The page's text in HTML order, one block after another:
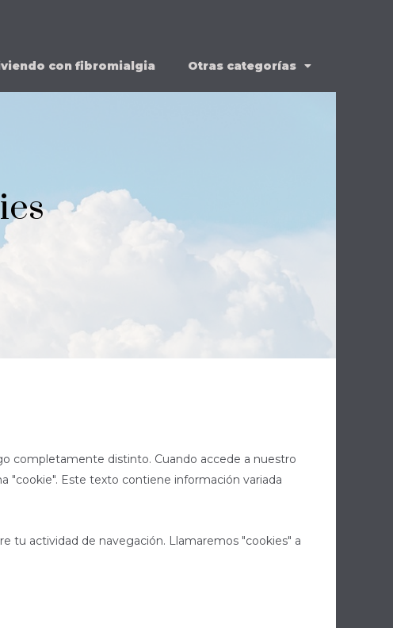
con fibromialgia Otras categorías
completamente distinto. Cuando accede a nuestro
"cookie". Este texto contiene información variada
tu actividad de navegación. Llamaremos "cookies" a